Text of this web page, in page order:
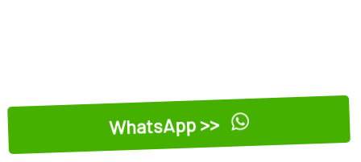
WhatsApp >>